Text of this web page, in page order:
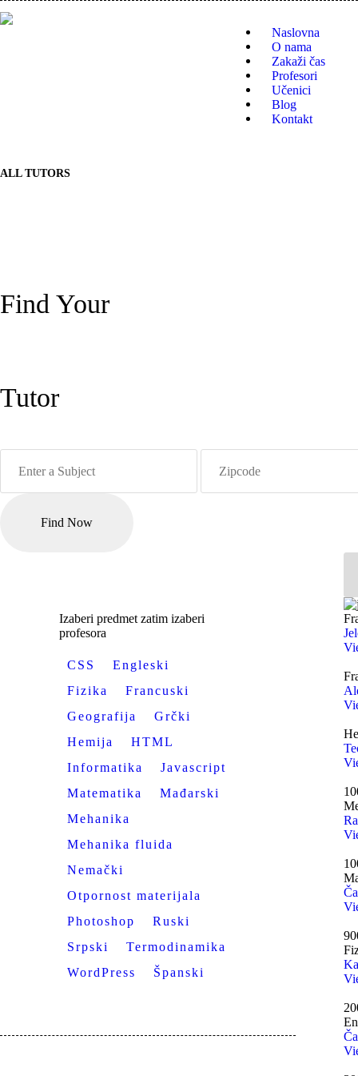
Naslovna
O nama
Zakaži čas
Profesori
Učenici
Blog
Kontakt
ALL TUTORS
O
Find Your
Tutor
Find Now
Izaberi predmet zatim izaberi
profesora
CSS
Engleski
Fizika
Francuski
Geografija
Grčki
Hemija
HTML
Informatika
Javascript
Matematika
Mađarski
Mehanika
Mehanika fluida
Nemački
Otpornost materijala
Photoshop
Ruski
Srpski
Termodinamika
WordPress
Španski